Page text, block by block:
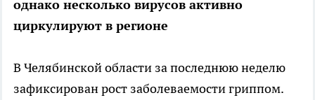
однако несколько вирусов активно
циркулируют в регионе
В Челябинской области за последнюю неделю
зафиксирован рост заболеваемости гриппом.